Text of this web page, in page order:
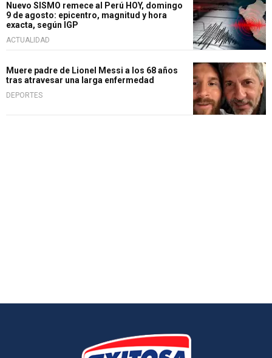
Nuevo SISMO remece al Perú HOY, domingo
9 de agosto: epicentro, magnitud y hora
exacta, según IGP
ACTUALIDAD
Muere padre de Lionel Messi a los 68 años
tras atravesar una larga enfermedad
DEPORTES